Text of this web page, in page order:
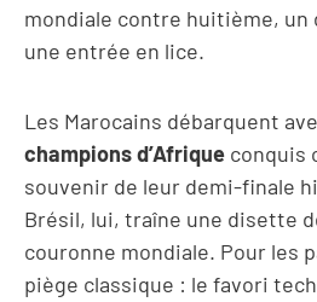
mondiale contre huitième, un
une entrée en lice.
Les Marocains débarquent
champions d’Afrique conquis
souvenir de leur demi-finale
Brésil, lui, traîne une disette
couronne mondiale. Pour les
piège classique : le favori